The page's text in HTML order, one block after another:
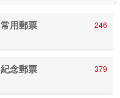
常用郵票 246
紀念郵票 379